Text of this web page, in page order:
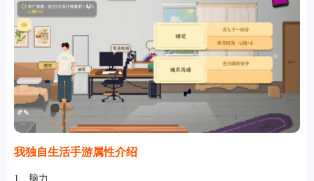
我独自生活手游属性介绍
1、脑力